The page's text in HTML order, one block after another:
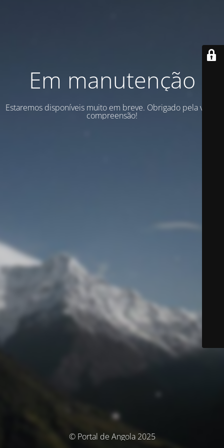
Em manutenção
Estaremos disponíveis muito em breve. Obrigado pela vossa
compreensão!
© Portal de Angola 2025